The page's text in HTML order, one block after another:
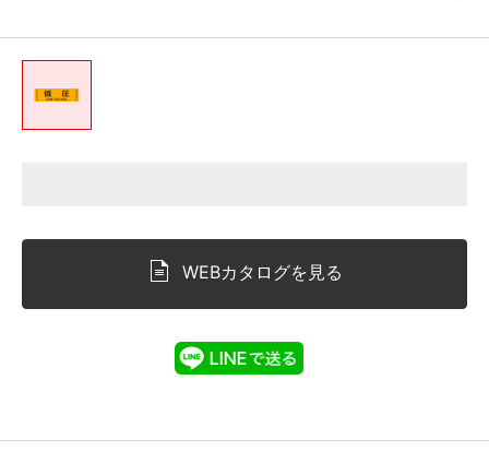
WEBカタログを見る